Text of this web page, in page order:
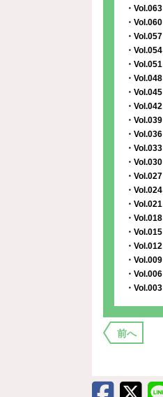
・Vol.063
・Vol.060
・Vol.057
・Vol.054
・Vol.051
・Vol.048
・Vol.045
・Vol.042
・Vol.039
・Vol.036
・Vol.033
・Vol.030
・Vol.027
・Vol.024
・Vol.021
・Vol.018
・Vol.015
・Vol.012
・Vol.009
・Vol.006
・Vol.003
前へ